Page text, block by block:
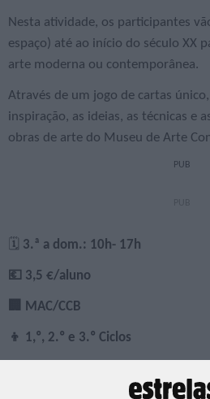
Nesta atividade, os participantes
espaço) até ao início do século XX
arte moderna ou contemporânea.
Através de um jogo de cartas
inspiração, as ideias, as técnicas e
obras de arte do Museu de Arte
PUB
🗓️ 3.ª a dom.: 10h- 17h
💶 3,5 €/aluno
🏢 MAC/CCB
👦 1,º, 2.º e 3.º Ciclos
Cabeças no ar, pés